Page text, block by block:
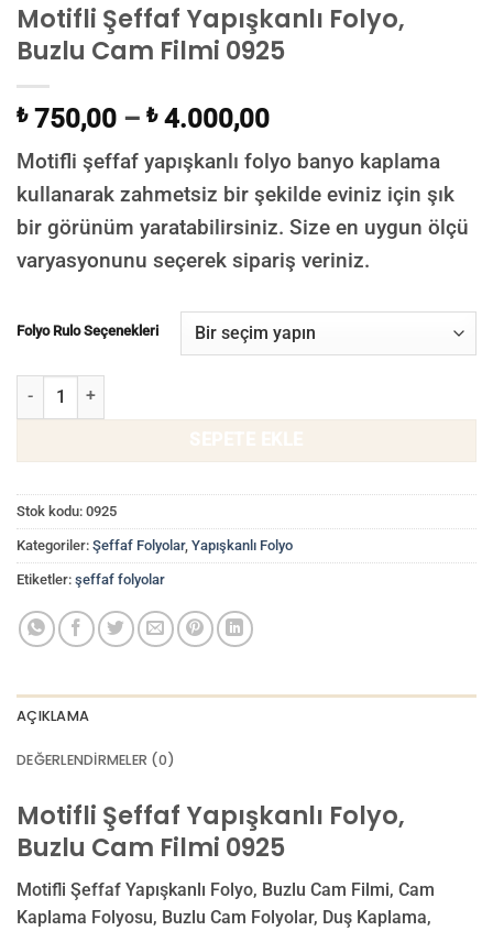
Motifli Şeffaf Yapışkanlı Folyo,
Buzlu Cam Filmi 0925
₺750,00 – ₺4.000,00
Motifli şeffaf yapışkanlı folyo banyo kaplama
kullanarak zahmetsiz bir şekilde eviniz için şık
bir görünüm yaratabilirsiniz. Size en uygun ölçü
varyasyonunu seçerek sipariş veriniz.
Folyo Rulo Seçenekleri
Motifli Şeffaf Yapışkanlı Folyo, Buzlu Cam Filmi 0925 adet
Stok kodu: 0925
Kategoriler: Şeffaf Folyolar, Yapışkanlı Folyo
Etiketler: şeffaf folyolar
AÇIKLAMA
DEĞERLENDIRMELER (0)
Motifli Şeffaf Yapışkanlı Folyo,
Buzlu Cam Filmi 0925
Motifli Şeffaf Yapışkanlı Folyo, Buzlu Cam Filmi, Cam
Kaplama Folyosu, Buzlu Cam Folyolar, Duş Kaplama,